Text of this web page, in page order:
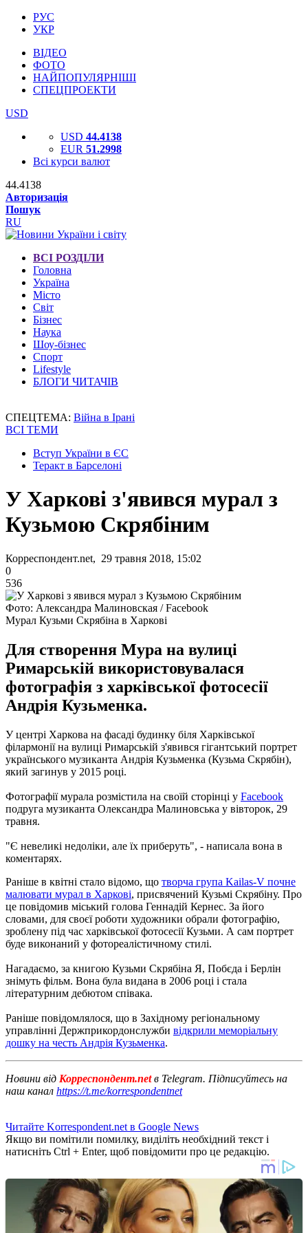
РУС
УКР
ВІДЕО
ФОТО
НАЙПОПУЛЯРНІШІ
СПЕЦПРОЕКТИ
USD
USD 44.4138
EUR 51.2998
Всі курси валют
44.4138
Авторизація
Пошук
RU
ВСІ РОЗДІЛИ
Головна
Україна
Місто
Світ
Бізнес
Наука
Шоу-бізнес
Спорт
Lifestyle
БЛОГИ ЧИТАЧІВ
СПЕЦТЕМА: Війна в Ірані
ВСІ ТЕМИ
Вступ України в ЄС
Теракт в Барселоні
У Харкові з'явився мурал з
Кузьмою Скрябіним
Корреспондент.net, 29 травня 2018, 15:02
0
536
Фото: Александра Малиновская / Facebook
Мурал Кузьми Скрябіна в Харкові
Для створення Мура на вулиці
Римарській використовувалася
фотографія з харківської фотосесії
Андрія Кузьменка.
У центрі Харкова на фасаді будинку біля Харківської
філармонії на вулиці Римарській з'явився гігантський портрет
українського музиканта Андрія Кузьменка (Кузьма Скрябін),
який загинув у 2015 році.
Фотографії мурала розмістила на своїй сторінці у Facebook
подруга музиканта Олександра Малиновська у вівторок, 29
травня.
"Є невеликі недоліки, але їх приберуть", - написала вона в
коментарях.
Раніше в квітні стало відомо, що творча група Kailas-V почне
малювати мурал в Харкові, присвячений Кузьмі Скрябіну. Про
це повідомив міський голова Геннадій Кернес. За його
словами, для своєї роботи художники обрали фотографію,
зроблену під час харківської фотосесії Кузьми. А сам портрет
буде виконаний у фотореалістичному стилі.
Нагадаємо, за книгою Кузьми Скрябіна Я, Побєда і Берлін
знімуть фільм. Вона була видана в 2006 році і стала
літературним дебютом співака.
Раніше повідомлялося, що в Західному регіональному
управлінні Держприкордонслужби відкрили меморіальну
дошку на честь Андрія Кузьменка.
Новини від Корреспондент.netв Telegram. Підписуйтесь на
наш канал https://t.me/korrespondentnet
Читайте Korrespondent.net в Google News
Якщо ви помітили помилку, виділіть необхідний текст і
натисніть Ctrl + Enter, щоб повідомити про це редакцію.